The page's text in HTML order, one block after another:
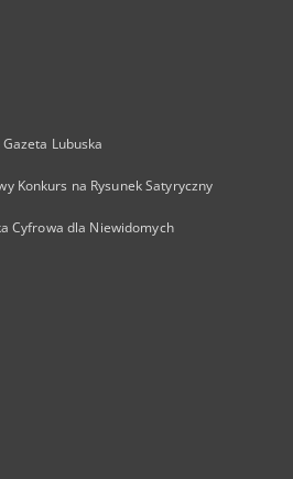
Lubuska
Konkurs na Rysunek Satyryczny
Cyfrowa dla Niewidomych